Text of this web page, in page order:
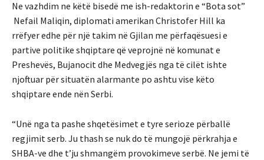
Ne vazhdim ne këtë bisedë me ish-redaktorin e “Bota sot”
Nefail Maliqin, diplomati amerikan Christofer Hill ka
rrëfyer edhe për një takim në Gjilan me përfaqësuesi e
partive politike shqiptare që veprojnë në komunat e
Preshevës, Bujanocit dhe Medvegjës nga të cilët ishte
njoftuar për situatën alarmante po ashtu vise këto
shqiptare ende nën Serbi.
“Unë nga ta pashe shqetësimet e tyre serioze përballë
regjimit serb. Ju thash se nuk do të mungojë përkrahja e
SHBA-ve dhe t’ju shmangëm provokimeve serbë. Ne jemi të